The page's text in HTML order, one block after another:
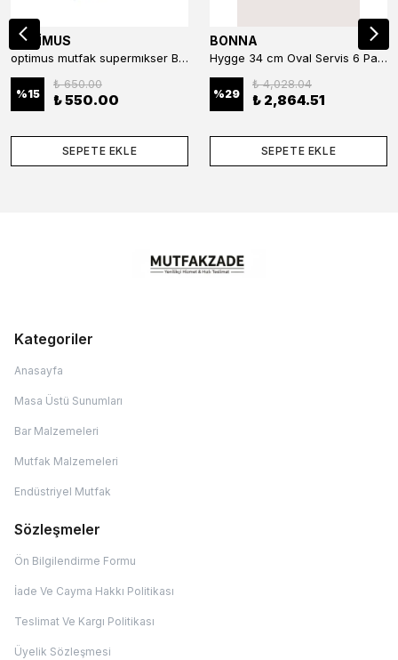
OPTİMUS
optimus mutfak supermıkser Bar Konteyner 6'lı 50×16×9 cm Kapaklı Polikarbon Organizer Bar & Kafe
%15
₺ 650.00
₺ 550.00
SEPETE EKLE
BONNA
Hygge 34 cm Oval Servis 6 Parça
%29
₺ 4,028.04
₺ 2,864.51
SEPETE EKLE
Kategoriler
Anasayfa
Masa Üstü Sunumları
Bar Malzemeleri
Mutfak Malzemeleri
Endüstriyel Mutfak
Sözleşmeler
Ön Bilgilendirme Formu
İade Ve Cayma Hakkı Politikası
Teslimat Ve Kargı Politikası
Üyelik Sözleşmesi